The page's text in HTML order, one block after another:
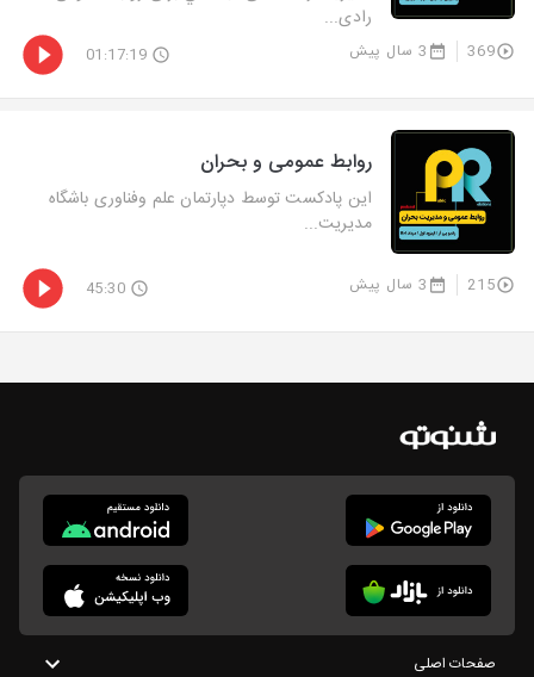
رادی...
369 3 سال پیش 01:17:19
روابط عمومی و بحران
این پادکست توسط دپارتمان علم وفناوری باشگاه
مدیریت...
215 3 سال پیش 45:30
صفحات اصلی